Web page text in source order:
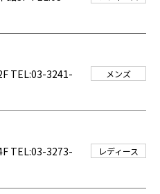
TEL:03-3241-
メンズ
TEL:03-3273-
レディース